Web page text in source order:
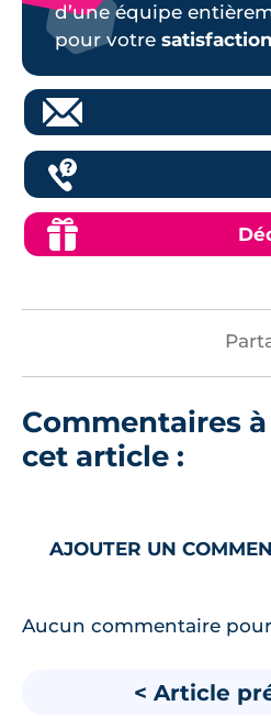
d’une équipe
pour votre satisfaction
Commentaires
cet article :
AJOUTER UN
Aucun commentaire
< Article